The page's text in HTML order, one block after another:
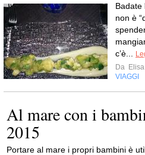
Badate
non è
c’è...
Da
VIAGGI
Al mare con i
2015
Portare al mare i propri bambini è